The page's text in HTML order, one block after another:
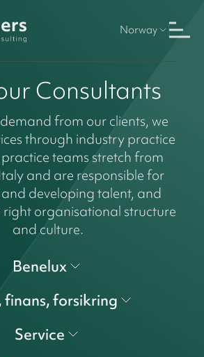
Norway
Consultants
from our clients, we
through industry practice
teams stretch from
and are responsible for
developing talent, and
right organisational structure
and culture.
Benelux
finans, forsikring
Service